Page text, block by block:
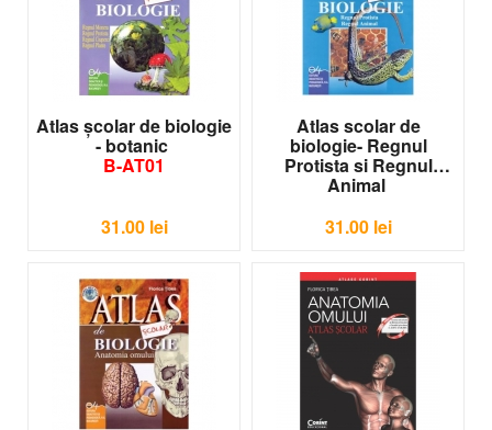
Atlas şcolar de biologie
- botanic
B-AT01
31.00 lei
Atlas scolar de
biologie- Regnul
Protista si Regnul
Animal
31.00 lei